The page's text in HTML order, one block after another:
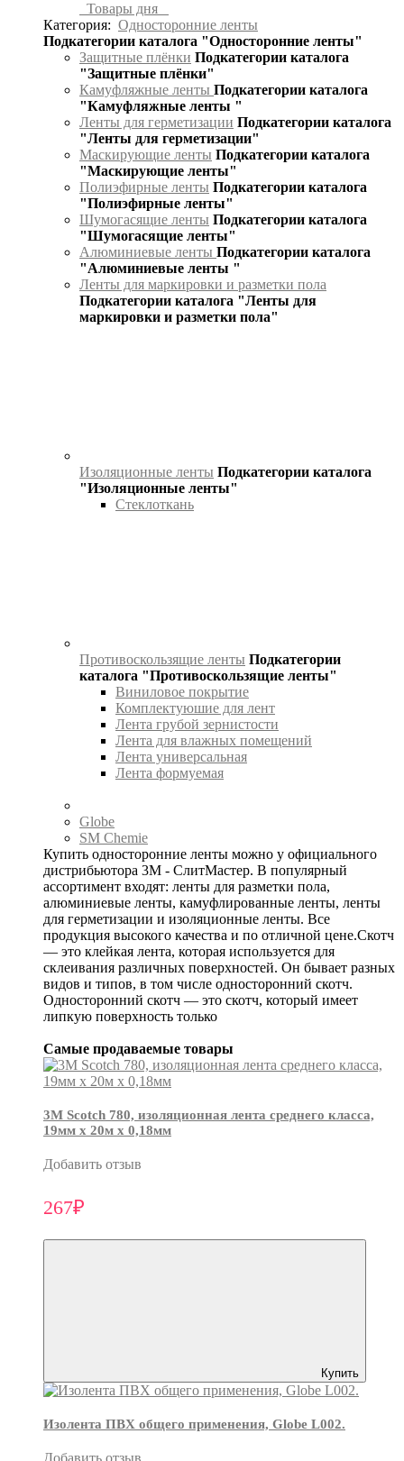
Товары дня
Категория: Односторонние ленты
Подкатегории каталога "Односторонние ленты"
Защитные плёнки Подкатегории каталога
"Защитные плёнки"
Камуфляжные ленты Подкатегории каталога
"Камуфляжные ленты "
Ленты для герметизации Подкатегории каталога
"Ленты для герметизации"
Маскирующие ленты Подкатегории каталога
"Маскирующие ленты"
Полиэфирные ленты Подкатегории каталога
"Полиэфирные ленты"
Шумогасящие ленты Подкатегории каталога
"Шумогасящие ленты"
Алюминиевые ленты Подкатегории каталога
"Алюминиевые ленты "
Ленты для маркировки и разметки пола
Подкатегории каталога "Ленты для
маркировки и разметки пола"
Изоляционные ленты Подкатегории каталога
"Изоляционные ленты"
Стеклоткань
Противоскользящие ленты Подкатегории
каталога "Противоскользящие ленты"
Виниловое покрытие
Комплектуюшие для лент
Лента грубой зернистости
Лента для влажных помещений
Лента универсальная
Лента формуемая
Globe
SM Chemie
Купить односторонние ленты можно у официального
дистрибьютора 3М - СлитМастер. В популярный
ассортимент входят: ленты для разметки пола,
алюминиевые ленты, камуфлированные ленты, ленты
для герметизации и изоляционные ленты. Все
продукция высокого качества и по отличной цене.Скотч
— это клейкая лента, которая используется для
склеивания различных поверхностей. Он бывает разных
видов и типов, в том числе односторонний скотч.
Односторонний скотч — это скотч, который имеет
липкую поверхность только
Самые продаваемые товары
3М Scotch 780, изоляционная лента среднего класса,
19мм х 20м х 0,18мм
Добавить отзыв
267₽
Купить
Изолента ПВХ общего применения, Globe L002.
Добавить отзыв